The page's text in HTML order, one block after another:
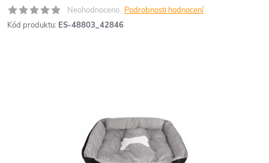
Neohodnoceno Podrobnosti hodnocení
Kód produktu: ES-48803_42846